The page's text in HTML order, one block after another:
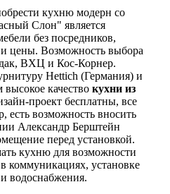
кухню модерн со
Слон" является
без посредников,
цены. Возможность выбора
ВХЦ и Кос-Корнер.
Hettich (Германия) и
качество кухни из
проект бесплатны, все
есть возможность вносить
Александр Берштейн
перед установкой.
кухню для возможности
коммуникациях, установке
и водоснабжения.